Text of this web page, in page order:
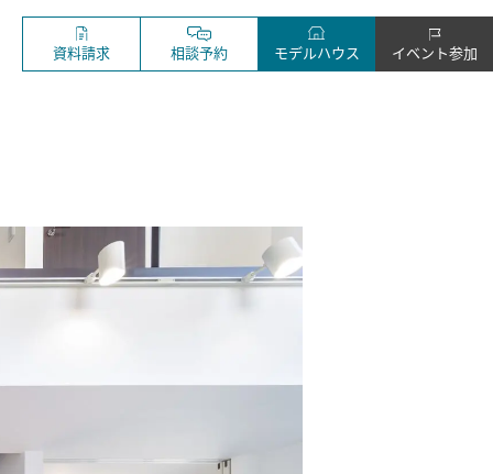
資料請求 相談予約 モデルハウス イベント参加